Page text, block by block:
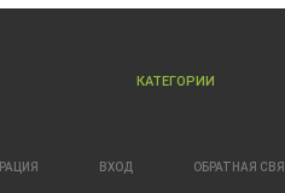
КАТЕГОРИИ
ВХОД ОБРАТНАЯ